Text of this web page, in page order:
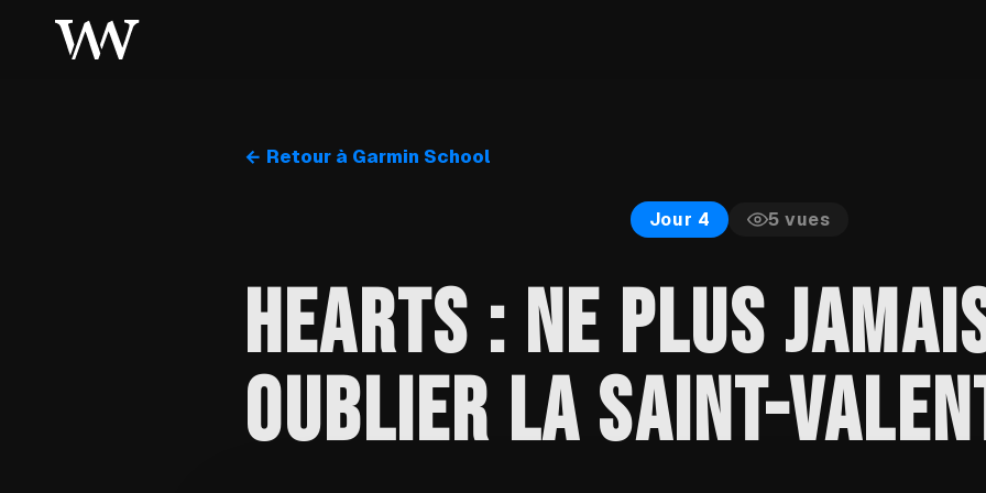
← Retour à Garmin School
Jour 4 5 vues
HEARTS : NE PLUS
OUBLIER LA SAINT-